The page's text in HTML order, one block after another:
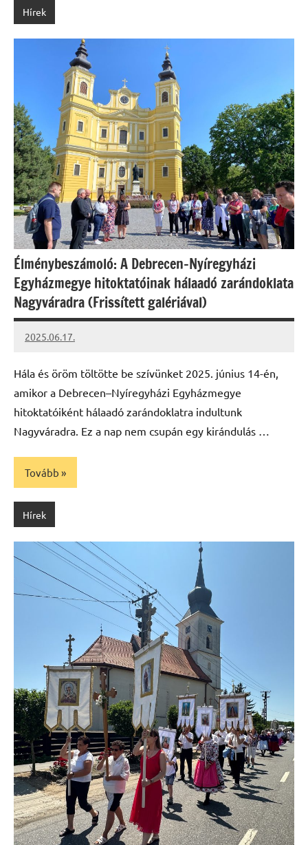
Hírek
Élménybeszámoló: A Debrecen–Nyíregyházi
Egyházmegye hitoktatóinak hálaadó zarándoklata
Nagyváradra (Frissített galériával)
2025.06.17.
Leiszt
Hála és öröm töltötte be szívünket 2025. június 14-én,
amikor a Debrecen–Nyíregyházi Egyházmegye
hitoktatóiként hálaadó zarándoklatra indultunk
Nagyváradra. Ez a nap nem csupán egy kirándulás …
Tovább
Hírek